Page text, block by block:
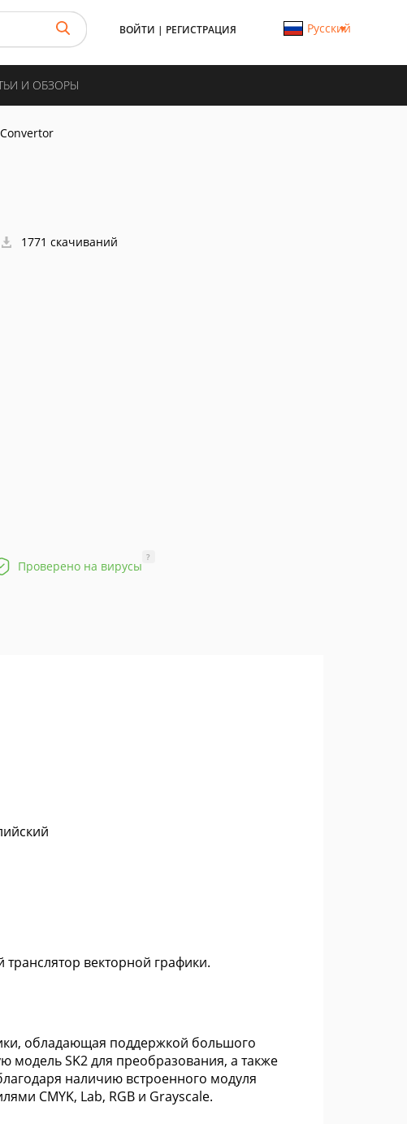
ВОЙТИ | РЕГИСТРАЦИЯ Русский
И ОБЗОРЫ
1771 скачиваний
Проверено на вирусы
?
векторной графики.
обладающая поддержкой большого
модель SK2 для преобразования, а также
наличию встроенного модуля
CMYK, Lab, RGB и Grayscale.